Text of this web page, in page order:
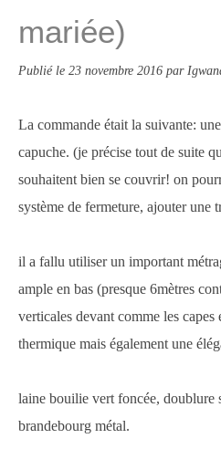
mariée)
Publié le 23 novembre 2016 par
La commande était la suivante:
capuche. (je précise tout de suite
souhaitent bien se couvrir! on
système de fermeture, ajouter une
il a fallu utiliser un important
ample en bas (presque 6mètres
verticales devant comme les
thermique mais également une
laine bouilie vert foncée, doublure
brandebourg métal.